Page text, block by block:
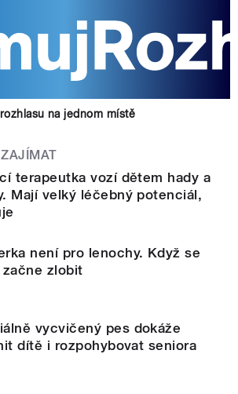
na jednom místě
terapeutka vozí dětem hady a
Mají velký léčebný potenciál,
není pro lenochy. Když se
začne zlobit
vycvičený pes dokáže
dítě i rozpohybovat seniora